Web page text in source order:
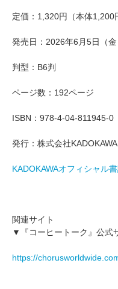
定価：1,320円（本体1,200
発売日：2026年6月5日（金
判型：B6判
ページ数：192ページ
ISBN：978-4-04-811945-0
発行：株式会社KADOKAWA
KADOKAWAオフィシャル
関連サイト
▼『コーヒートーク』公式
https://